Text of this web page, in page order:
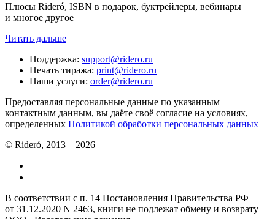
Плюсы Rideró, ISBN в подарок, буктрейлеры, вебинары
и многое другое
Читать дальше
Поддержка: support@ridero.ru
Печать тиража: print@ridero.ru
Наши услуги: order@ridero.ru
Предоставляя персональные данные по указанным
контактным данным, вы даёте своё согласие на условиях,
определенных Политикой обработки персональных данных
© Rideró, 2013—2026
В соответствии с п. 14 Постановления Правительства РФ
от 31.12.2020 N 2463, книги не подлежат обмену и возврату